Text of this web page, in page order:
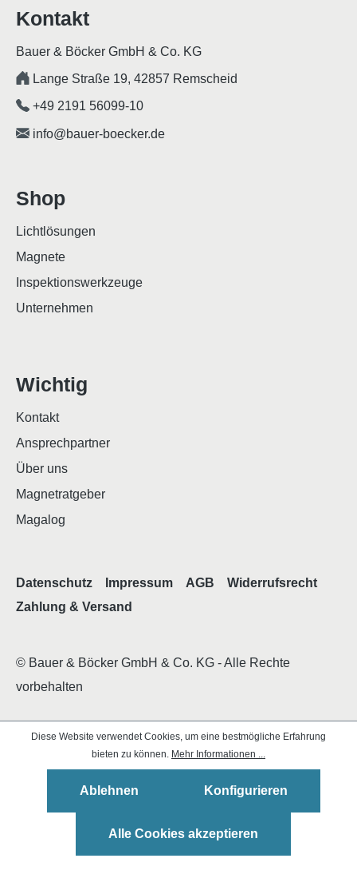
Kontakt
Bauer & Böcker GmbH & Co. KG
Lange Straße 19, 42857 Remscheid
+49 2191 56099-10
info@bauer-boecker.de
Shop
Lichtlösungen
Magnete
Inspektionswerkzeuge
Unternehmen
Wichtig
Kontakt
Ansprechpartner
Über uns
Magnetratgeber
Magalog
© Bauer & Böcker GmbH & Co. KG - Alle Rechte
vorbehalten
Datenschutz Impressum AGB
Widerrufsrecht
Zahlung & Versand
Diese Website verwendet Cookies, um eine bestmögliche Erfahrung
bieten zu können. Mehr Informationen ...
Ablehnen Konfigurieren
Alle Cookies akzeptieren